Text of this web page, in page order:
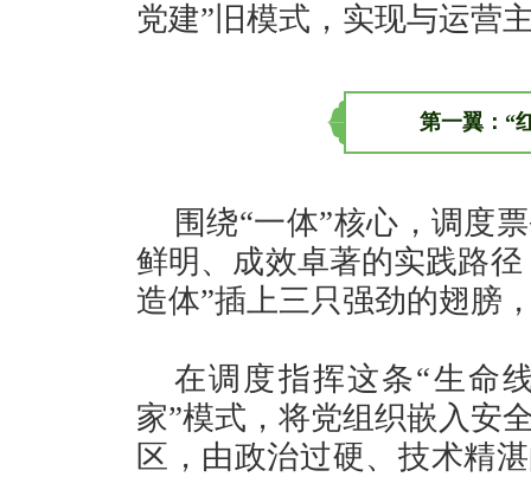
党建”旧模式，实现与运营
第一翼：“
围绕“一体”核心，调度
鲜明、成效卓著的实践路
造体”插上三只强劲的翅膀
在调度指挥这条“生命
家”模式，将党组织嵌入安
区，由政治过硬、技术精